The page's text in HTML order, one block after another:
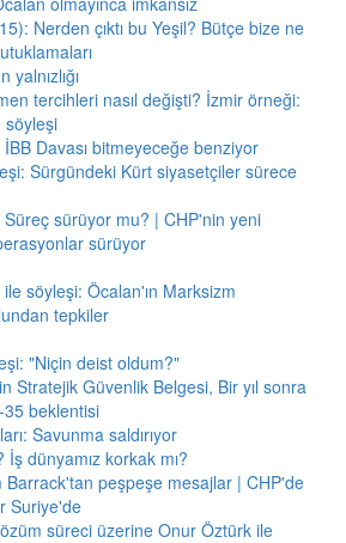
Nerden çıktı bu Yeşil? Bütçe bize ne
tercihleri nasıl değişti? İzmir örneği:
söyleşi
Davası bitmeyeceğe benziyor
Sürgündeki Kürt siyasetçiler sürece
Süreç sürüyor mu? | CHP'nin yeni
sürüyor
ile söyleşi: Öcalan'ın Marksizm
tepkiler
"Niçin deist oldum?"
Stratejik Güvenlik Belgesi, Bir yıl sonra
35 beklentisi
Savunma saldırıyor
İş dünyamız korkak mı?
Barrack'tan peşpeşe mesajlar | CHP'de
Suriye'de
süreci üzerine Onur Öztürk ile